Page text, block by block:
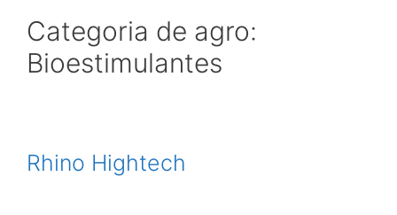
Categoria de agro:
Bioestimulantes
Rhino Hightech